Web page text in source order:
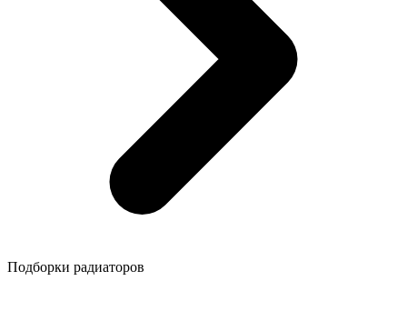
Подборки радиаторов